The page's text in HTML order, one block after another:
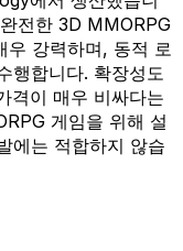
전한 3D MMORPG
강력하며, 동적 로
행합니다. 확장성도
격이 매우 비싸다는
게임을 위해 설
에는 적합하지 않습